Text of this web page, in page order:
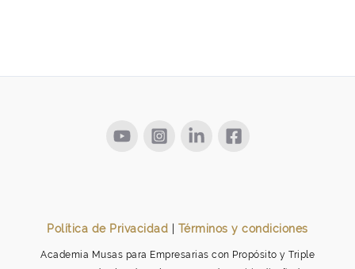
Política de Privacidad Términos y condiciones
Academia Musas para Empresarias con Propósito y Triple